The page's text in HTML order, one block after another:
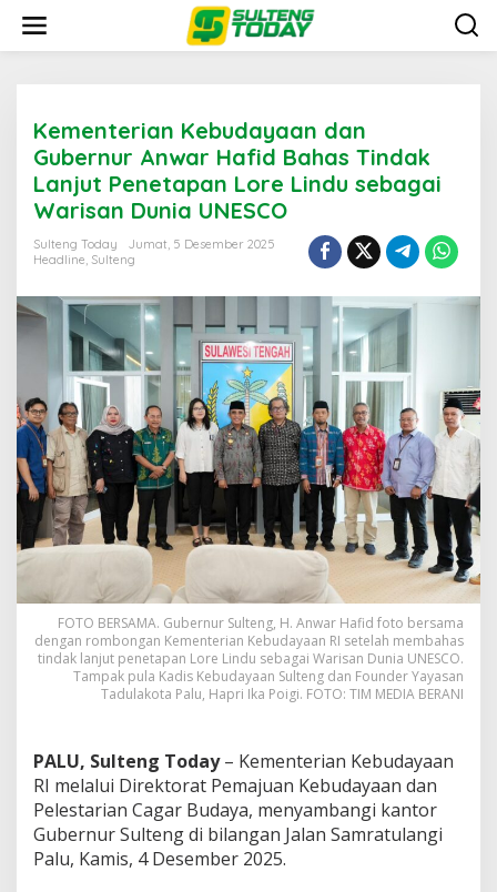
konten
Kementerian Kebudayaan dan
Gubernur Anwar Hafid Bahas Tindak
Lanjut Penetapan Lore Lindu sebagai
Warisan Dunia UNESCO
Sulteng Today
Jumat, 5 Desember 2025
Headline, Sulteng
FOTO BERSAMA. Gubernur Sulteng, H. Anwar Hafid foto bersama
dengan rombongan Kementerian Kebudayaan RI setelah membahas
tindak lanjut penetapan Lore Lindu sebagai Warisan Dunia UNESCO.
Tampak pula Kadis Kebudayaan Sulteng dan Founder Yayasan
Tadulakota Palu, Hapri Ika Poigi. FOTO: TIM MEDIA BERANI
PALU, Sulteng Today– Kementerian Kebudayaan
RI melalui Direktorat Pemajuan Kebudayaan dan
Pelestarian Cagar Budaya, menyambangi kantor
Gubernur Sulteng di bilangan Jalan Samratulangi
Palu, Kamis, 4 Desember 2025.